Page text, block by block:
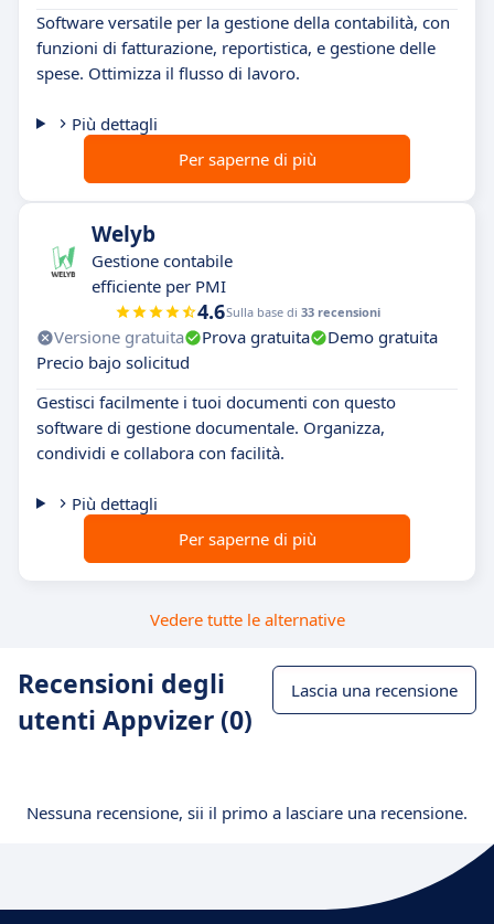
Software versatile per la gestione della contabilità, con
funzioni di fatturazione, reportistica, e gestione delle
spese. Ottimizza il flusso di lavoro.
Più dettagli
Per saperne di più
Welyb
Gestione contabile
efficiente per PMI
4.6Sulla base di 33 recensioni
Versione gratuita Prova gratuita
Demo gratuita
Precio bajo solicitud
Gestisci facilmente i tuoi documenti con questo
software di gestione documentale. Organizza,
condividi e collabora con facilità.
Più dettagli
Per saperne di più
Vedere tutte le alternative
Recensioni degli
utenti Appvizer (0)
Lascia una recensione
Nessuna recensione, sii il primo a lasciare una recensione.